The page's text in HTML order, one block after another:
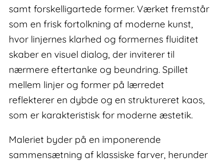
samt forskelligartede former. Værket fremstår
som en frisk fortolkning af moderne kunst,
hvor linjernes klarhed og formernes fluiditet
skaber en visuel dialog, der inviterer til
nærmere eftertanke og beundring. Spillet
mellem linjer og former på lærredet
reflekterer en dybde og en struktureret kaos,
som er karakteristisk for moderne æstetik.
Maleriet byder på en imponerende
sammensætning af klassiske farver, herunder